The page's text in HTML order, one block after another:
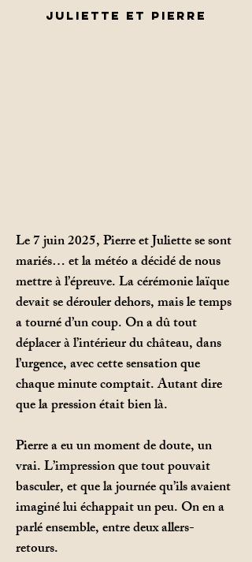
Juliette et pIerre
Le 7 juin 2025, Pierre et Juliette se sont
mariés… et la météo a décidé de nous
mettre à l’épreuve. La cérémonie laïque
devait se dérouler dehors, mais le temps
a tourné d’un coup. On a dû tout
déplacer à l’intérieur du château, dans
l’urgence, avec cette sensation que
chaque minute comptait. Autant dire
que la pression était bien là.
Pierre a eu un moment de doute, un
vrai. L’impression que tout pouvait
basculer, et que la journée qu’ils avaient
imaginé lui échappait un peu. On en a
parlé ensemble, entre deux allers-
retours.